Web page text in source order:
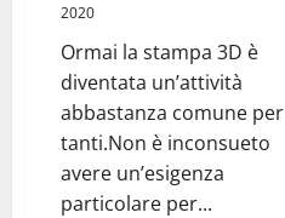
2020
Ormai la stampa 3D è
diventata un’attività
abbastanza comune per
tanti.Non è inconsueto
avere un’esigenza
particolare per...